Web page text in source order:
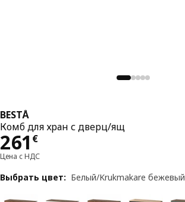
BESTÅ
Комб для хран с дверц/ящ
261 €
Цена 261€
Цена с НДС
Выбрать цвет: Белый/Krukmakare бежевый